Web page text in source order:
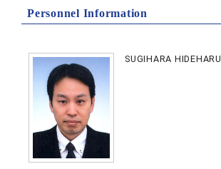
Personnel Information
SUGIHARA HIDEHARU